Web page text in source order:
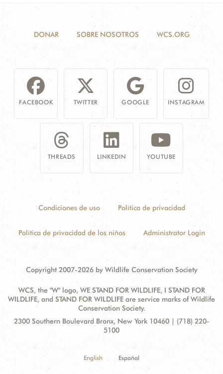
DONAR SOBRE NOSOTROS WCS.ORG
FACEBOOK TWITTER GOOGLE INSTAGRAM
THREADS LINKEDIN YOUTUBE
Condiciones de uso Política de privacidad
Política de privacidad de los niños Administrator Login
Copyright 2007-2026 by Wildlife Conservation Society
WCS, the "W" logo, WE STAND FOR WILDLIFE, I STAND FOR
WILDLIFE, and STAND FOR WILDLIFE are service marks of Wildlife
Conservation Society.
Contact
Address:
2300 Southern Boulevard Bronx, New York 10460 | (718) 220-
5100
English Español